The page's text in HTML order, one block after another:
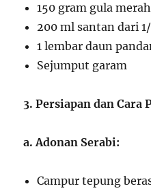
150 gram gula
200 ml santan dari
1 lembar daun
Sejumput garam
3. Persiapan dan Cara
a. Adonan Serabi:
Campur tepung